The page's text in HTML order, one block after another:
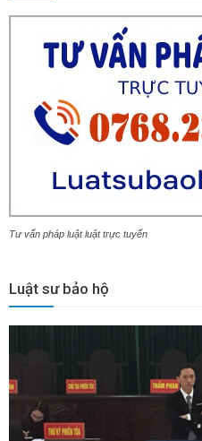
Tư vấn pháp luật luật trực tuyến
Luật sư bảo hộ